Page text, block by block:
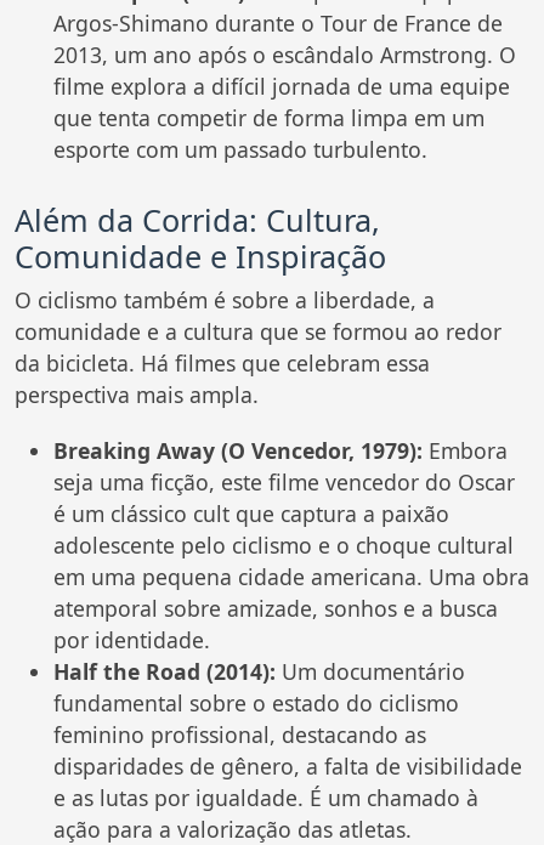
Argos-Shimano durante o Tour de France de
2013, um ano após o escândalo Armstrong. O
filme explora a difícil jornada de uma equipe
que tenta competir de forma limpa em um
esporte com um passado turbulento.
Além da Corrida: Cultura,
Comunidade e Inspiração
O ciclismo também é sobre a liberdade, a
comunidade e a cultura que se formou ao redor
da bicicleta. Há filmes que celebram essa
perspectiva mais ampla.
Breaking Away (O Vencedor, 1979): Embora
seja uma ficção, este filme vencedor do Oscar
é um clássico cult que captura a paixão
adolescente pelo ciclismo e o choque cultural
em uma pequena cidade americana. Uma obra
atemporal sobre amizade, sonhos e a busca
por identidade.
Half the Road (2014): Um documentário
fundamental sobre o estado do ciclismo
feminino profissional, destacando as
disparidades de gênero, a falta de visibilidade
e as lutas por igualdade. É um chamado à
ação para a valorização das atletas.